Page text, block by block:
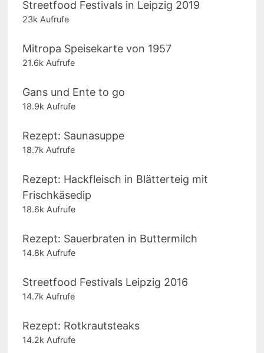
Streetfood Festivals in Leipzig 2019
23k Aufrufe
Mitropa Speisekarte von 1957
21.6k Aufrufe
Gans und Ente to go
18.9k Aufrufe
Rezept: Saunasuppe
18.7k Aufrufe
Rezept: Hackfleisch in Blätterteig mit
Frischkäsedip
18.6k Aufrufe
Rezept: Sauerbraten in Buttermilch
14.8k Aufrufe
Streetfood Festivals Leipzig 2016
14.7k Aufrufe
Rezept: Rotkrautsteaks
14.2k Aufrufe